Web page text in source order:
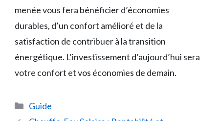
menée vous fera bénéficier d’économies
durables, d’un confort amélioré et de la
satisfaction de contribuer à la transition
énergétique. L’investissement d’aujourd’hui sera
votre confort et vos économies de demain.
Catégories
Guide